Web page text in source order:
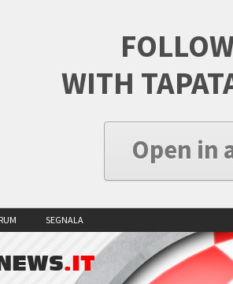
WITH
Open in
SEGNALA
NEWS.IT